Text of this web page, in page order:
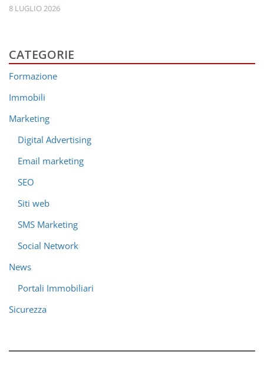
8 LUGLIO 2026
CATEGORIE
Formazione
Immobili
Marketing
Digital Advertising
Email marketing
SEO
Siti web
SMS Marketing
Social Network
News
Portali Immobiliari
Sicurezza